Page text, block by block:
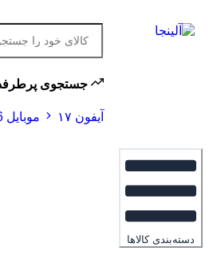
جستجوی
آیفون ۱۷ موبایل a56
دسته‌بندی کالاها